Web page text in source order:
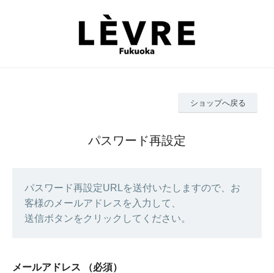
ショップへ戻る
パスワード再設定
パスワード再設定URLを送付いたしますので、お
客様のメールアドレスを入力して、
送信ボタンをクリックしてください。
メールアドレス （必須）